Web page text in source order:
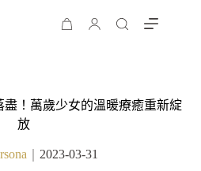
盡！萬歲少女的溫暖療癒重新綻
放
2023-03-31